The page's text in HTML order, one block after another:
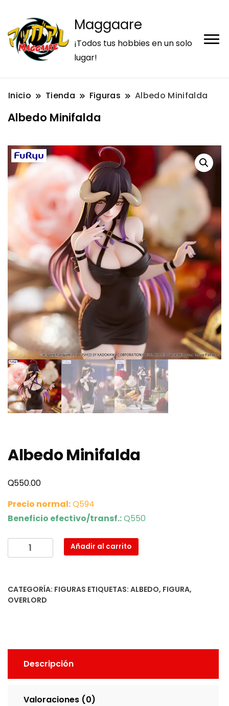
Maggaare
¡Todos tus hobbies en un solo
lugar!
Inicio Tienda Figuras Albedo Minifalda
Albedo Minifalda
Albedo Minifalda
Q550.00
Precio normal:Q594
Beneficio efectivo/transf.:Q550
Albedo
Minifalda
Añadir al carrito
CATEGORÍA: FIGURAS ETIQUETAS: ALBEDO, FIGURA,
OVERLORD
Descripción
Valoraciones (0)